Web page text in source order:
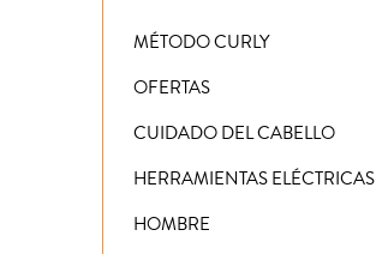
MÉTODO CURLY
OFERTAS
CUIDADO DEL CABELLO
HERRAMIENTAS ELÉCTRICAS
HOMBRE